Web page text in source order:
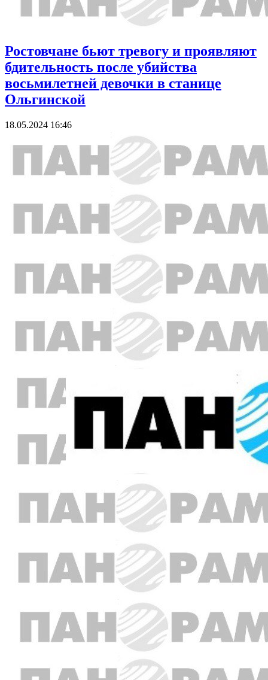
Ростовчане бьют тревогу и проявляют
бдительность после убийства
восьмилетней девочки в станице
Ольгинской
18.05.2024 16:46